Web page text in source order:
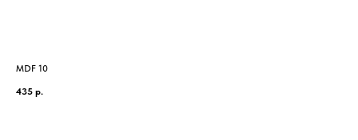
MDF 10
435 р.